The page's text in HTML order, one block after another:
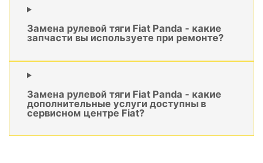
Замена рулевой тяги Fiat Panda - какие
запчасти вы используете при ремонте?
Замена рулевой тяги Fiat Panda - какие
дополнительные услуги доступны в
сервисном центре Fiat?